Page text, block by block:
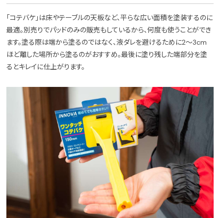
「コテバケ」は床やテーブルの天板など、平らな広い面積を塗装するのに
最適。別売りでパッドのみの販売もしているから、何度も使うことができ
ます。塗る際は端から塗るのではなく、液ダレを避けるために2〜3cm
ほど離した場所から塗るのがおすすめ。最後に塗り残した端部分を塗
るとキレイに仕上がります。